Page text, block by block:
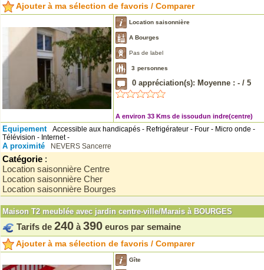
Ajouter à ma sélection de favoris / Comparer
Location saisonnière
A Bourges
Pas de label
3 personnes
0 appréciation(s): Moyenne : - / 5
A environ 33 Kms de issoudun indre(centre)
Equipement
Accessible aux handicapés - Refrigérateur - Four - Micro onde -
Télévision - Internet -
A proximité NEVERS Sancerre
Catégorie :
Location saisonnière Centre
Location saisonnière Cher
Location saisonnière Bourges
Maison T2 meublée avec jardin centre-ville/Marais à BOURGES
Tarifs de 240 à 390 euros par semaine
Ajouter à ma sélection de favoris / Comparer
Gîte